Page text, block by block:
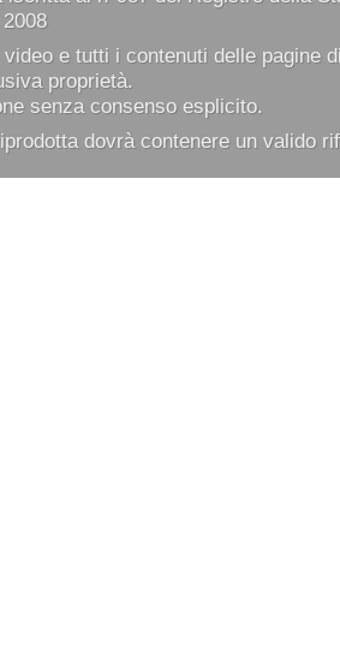
e tutti i contenuti delle pagine
proprietà.
senza consenso esplicito.
dovrà contenere un valido